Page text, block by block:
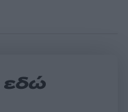
εδώ